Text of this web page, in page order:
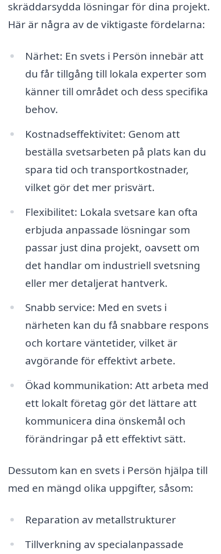
skräddarsydda lösningar för dina projekt.
Här är några av de viktigaste fördelarna:
Närhet: En svets i Persön innebär att
du får tillgång till lokala experter som
känner till området och dess specifika
behov.
Kostnadseffektivitet: Genom att
beställa svetsarbeten på plats kan du
spara tid och transportkostnader,
vilket gör det mer prisvärt.
Flexibilitet: Lokala svetsare kan ofta
erbjuda anpassade lösningar som
passar just dina projekt, oavsett om
det handlar om industriell svetsning
eller mer detaljerat hantverk.
Snabb service: Med en svets i
närheten kan du få snabbare respons
och kortare väntetider, vilket är
avgörande för effektivt arbete.
Ökad kommunikation: Att arbeta med
ett lokalt företag gör det lättare att
kommunicera dina önskemål och
förändringar på ett effektivt sätt.
Dessutom kan en svets i Persön hjälpa till
med en mängd olika uppgifter, såsom:
Reparation av metallstrukturer
Tillverkning av specialanpassade